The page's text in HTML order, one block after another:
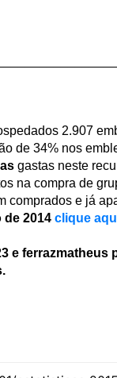
2.907
de 34% nos
gastas neste
na compra de
comprados e já
de 2014 clique
e ferrazmatheus